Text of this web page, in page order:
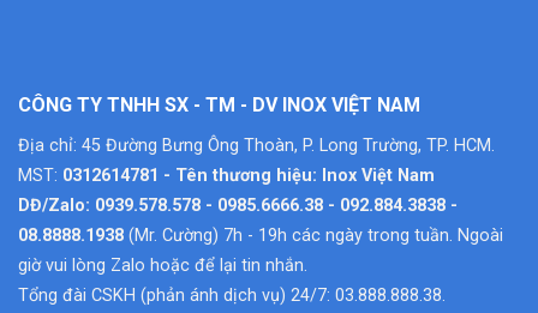
CÔNG TY TNHH SX - TM - DV INOX VIỆT NAM
Địa chỉ: 45 Đường Bưng Ông Thoàn, P. Long Trường, TP. HCM.
MST: 0312614781 - Tên thương hiệu: Inox Việt Nam
DĐ/Zalo: 0939.578.578 - 0985.6666.38 - 092.884.3838 -
08.8888.1938 (Mr. Cường) 7h - 19h các ngày trong tuần. Ngoài
giờ vui lòng Zalo hoặc để lại tin nhắn.
Tổng đài CSKH (phản ánh dịch vụ) 24/7: 03.888.888.38.